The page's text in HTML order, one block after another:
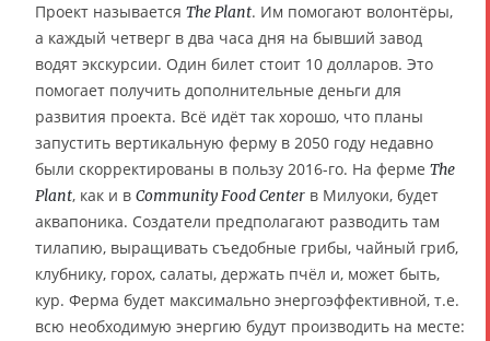
Проект называется The Plant. Им помогают волонтёры,
а каждый четверг в два часа дня на бывший завод
водят экскурсии. Один билет стоит 10 долларов. Это
помогает получить дополнительные деньги для
развития проекта. Всё идёт так хорошо, что планы
запустить вертикальную ферму в 2050 году недавно
были скорректированы в пользу 2016-го. На ферме The
Plant, как и в Community Food Center в Милуоки, будет
аквапоника. Создатели предполагают разводить там
тилапию, выращивать съедобные грибы, чайный гриб,
клубнику, горох, салаты, держать пчёл и, может быть,
кур. Ферма будет максимально энергоэффективной, т.е.
всю необходимую энергию будут производить на месте: